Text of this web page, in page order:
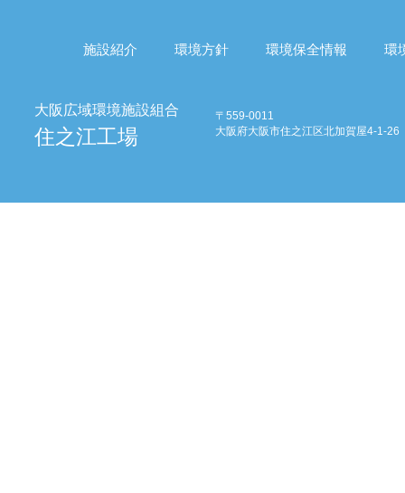
施設紹介 環境方針 環境保全情報 環
〒559-0011
大阪府大阪市住之江区北加賀屋4-1-26